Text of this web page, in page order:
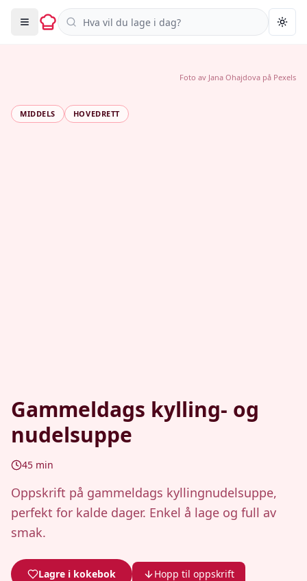
Søk i oppskrifter
MIDDELS HOVEDRETT
Gammeldags kylling- og
nudelsuppe
45 min
Oppskrift på gammeldags kyllingnudelsuppe,
perfekt for kalde dager. Enkel å lage og full av
smak.
Lagre i kokebok Hopp til oppskrift
Foto av Jana Ohajdova på Pexels